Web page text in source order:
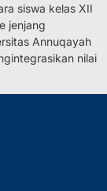
siswa kelas XII
jenjang
Annuqayah
nilai